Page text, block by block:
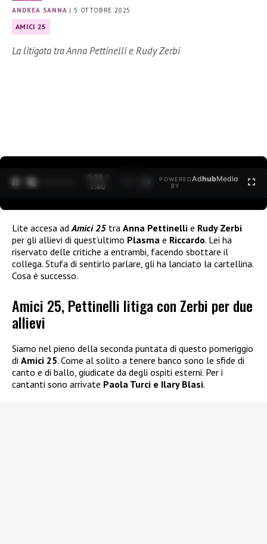
ANDREA SANNA |5 OTTOBRE 2025
AMICI 25
La litigata tra Anna Pettinelli e Rudy Zerbi
0:30 /
1:40
POWERED
BY
AdhubMedia
Lite accesa ad Amici 25 tra Anna Pettinelli e Rudy Zerbi
per gli allievi di quest’ultimo Plasma e Riccardo. Lei ha
riservato delle critiche a entrambi, facendo sbottare il
collega. Stufa di sentirlo parlare, gli ha lanciato la cartellina.
Cosa è successo.
Amici 25, Pettinelli litiga con Zerbi per due
allievi
Siamo nel pieno della seconda puntata di questo pomeriggio
di Amici 25. Come al solito a tenere banco sono le sfide di
canto e di ballo, giudicate da degli ospiti esterni. Per i
cantanti sono arrivate Paola Turci e Ilary Blasi.